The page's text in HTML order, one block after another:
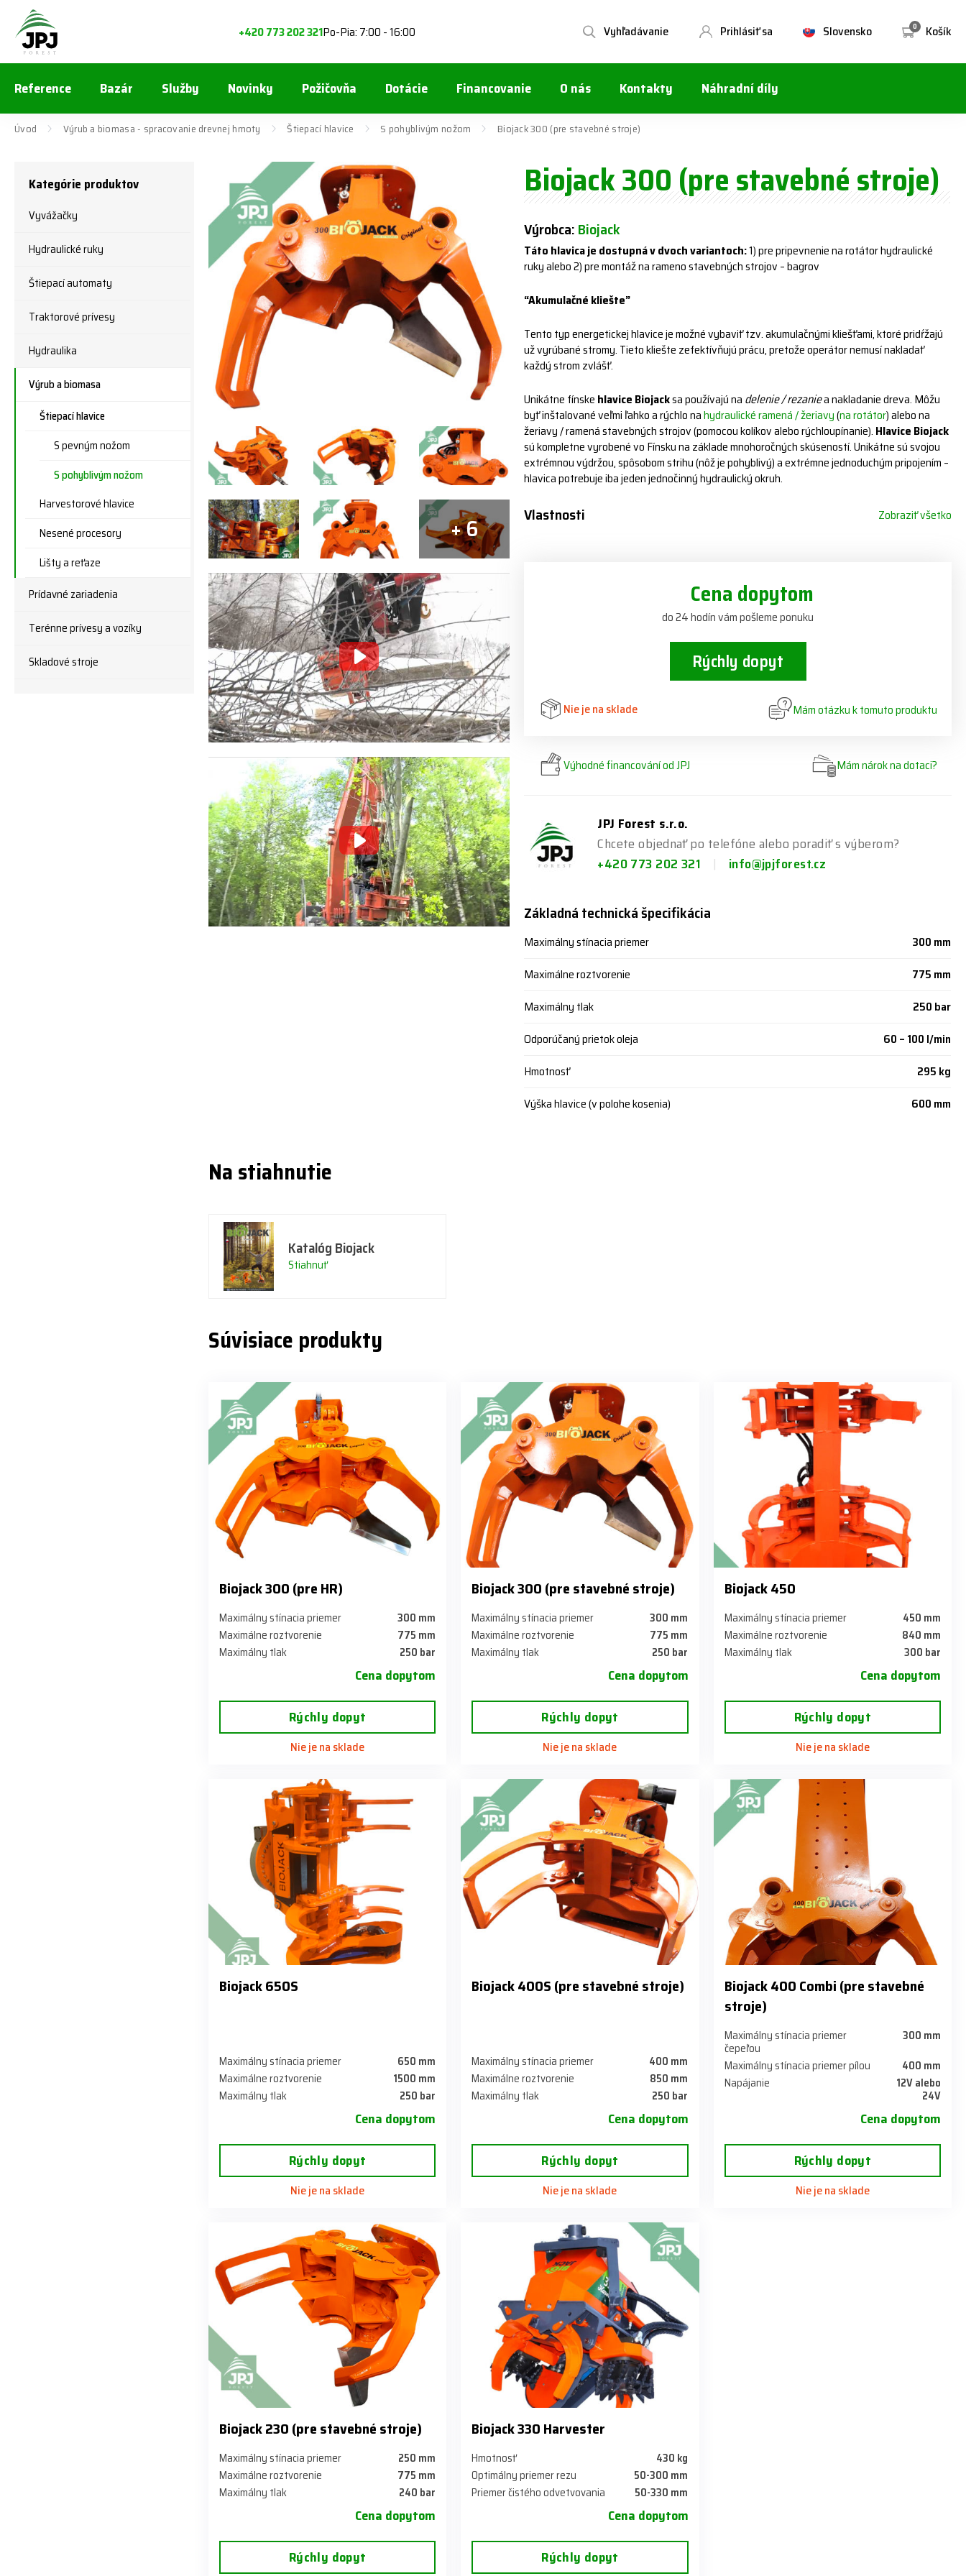
+420 773 202 321Po-Pia: 7:00 - 16:00 0 Košík
Slovensko
Prihlásiť sa
Vyhľadávanie
Reference Bazár Služby Novinky Požičovňa Dotácie Financovanie O nás Kontakty Náhradní díly
Úvod Výrub a biomasa - spracovanie drevnej hmoty Štiepací hlavice S pohyblivým nožom Biojack 300 (pre stavebné stroje)
Kategórie produktov
Vyvážačky
Hydraulické ruky
Štiepací automaty
Traktorové prívesy
Hydraulika
Výrub a biomasa
Štiepací hlavice
S pevným nožom
S pohyblivým nožom
Harvestorové hlavice
Nesené procesory
Lišty a reťaze
Prídavné zariadenia
Terénne prívesy a vozíky
Skladové stroje
+ 6
Biojack 300 (pre stavebné stroje)
Výrobca:Biojack
Táto hlavica je dostupná v dvoch variantoch:1) pre pripevnenie na rotátor hydraulické
ruky alebo 2) pre montáž na rameno stavebných strojov – bagrov
“Akumulačné kliešte”
Tento typ energetickej hlavice je možné vybaviť tzv. akumulačnými kliešťami, ktoré pridŕžajú
už vyrúbané stromy. Tieto kliešte zefektívňujú prácu, pretože operátor nemusí nakladať
každý strom zvlášť.
Unikátne fínske hlavice Biojacksa používajú na delenie / rezaniea nakladanie dreva. Môžu
byť inštalované veľmi ľahko a rýchlo nahydraulické ramená / žeriavy(na rotátor) alebo na
žeriavy / ramená stavebných strojov (pomocou kolíkov alebo rýchloupínanie). Hlavice Biojack
sú kompletne vyrobené vo Fínsku na základe mnohoročných skúseností. Unikátne sú svojou
extrémnou výdržou, spôsobom strihu (nôž je pohyblivý) a extrémne jednoduchým pripojením –
hlavica potrebuje iba jeden jednočinný hydraulický okruh.
Vlastnosti Zobraziť všetko
Cena dopytom
do 24 hodín vám pošleme ponuku
Rýchly dopyt
Nie je na sklade Mám otázku k tomuto produktu
Výhodné financování od JPJ Mám nárok na dotaci?
JPJ Forest s.r.o.
Chcete objednať po telefóne alebo poradiť s výberom?
+420 773 202 321
info@jpjforest.cz
Základná technická špecifikácia
Maximálny stínacia priemer
300 mm
Maximálne roztvorenie
775 mm
Maximálny tlak
250 bar
Odporúčaný prietok oleja
60 – 100 l/min
Hmotnosť
295 kg
Výška hlavice (v polohe kosenia)
600 mm
Na stiahnutie
Katalóg Biojack
Stiahnuť
Súvisiace produkty
Biojack 300 (pre HR)
Maximálny stínacia priemer
300 mm
Maximálne roztvorenie
775 mm
Maximálny tlak
250 bar
Cena dopytom
Rýchly dopyt
Nie je na sklade
Biojack 300 (pre stavebné stroje)
Maximálny stínacia priemer
300 mm
Maximálne roztvorenie
775 mm
Maximálny tlak
250 bar
Cena dopytom
Rýchly dopyt
Nie je na sklade
Biojack 450
Maximálny stínacia priemer
450 mm
Maximálne roztvorenie
840 mm
Maximálny tlak
300 bar
Cena dopytom
Rýchly dopyt
Nie je na sklade
Biojack 650S
Maximálny stínacia priemer
650 mm
Maximálne roztvorenie
1500 mm
Maximálny tlak
250 bar
Cena dopytom
Rýchly dopyt
Nie je na sklade
Biojack 400S (pre stavebné stroje)
Maximálny stínacia priemer
400 mm
Maximálne roztvorenie
850 mm
Maximálny tlak
250 bar
Cena dopytom
Rýchly dopyt
Nie je na sklade
Biojack 400 Combi (pre stavebné
stroje)
Maximálny stínacia priemer
čepeľou
300 mm
Maximálny stínacia priemer pílou
400 mm
Napájanie
12V alebo
24V
Cena dopytom
Rýchly dopyt
Nie je na sklade
Biojack 230 (pre stavebné stroje)
Maximálny stínacia priemer
250 mm
Maximálne roztvorenie
775 mm
Maximálny tlak
240 bar
Cena dopytom
Rýchly dopyt
Biojack 330 Harvester
Hmotnosť
430 kg
Optimálny priemer rezu
50-300 mm
Priemer čistého odvetvovania
50-330 mm
Cena dopytom
Rýchly dopyt